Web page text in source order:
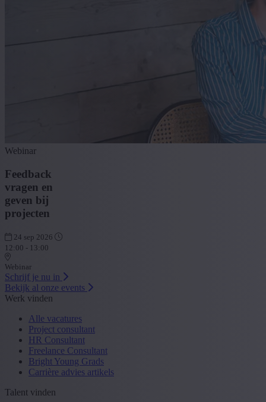
Webinar
Feedback
vragen en
geven bij
projecten
24 sep 2026
12:00 - 13:00
Webinar
Schrijf je nu in
Bekijk al onze events
Werk vinden
Alle vacatures
Project consultant
HR Consultant
Freelance Consultant
Bright Young Grads
Carrière advies artikels
Talent vinden